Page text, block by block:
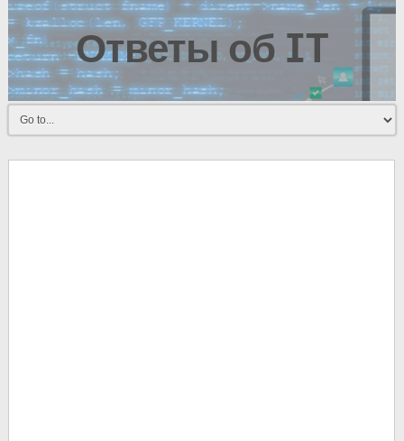
Ответы об IT